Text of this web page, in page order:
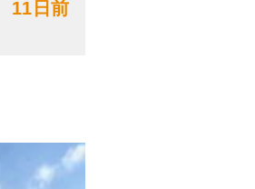
11日前